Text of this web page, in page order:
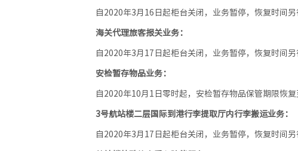
自2020年3月16日起柜台关闭，业务暂停，恢复时间另
海关代理旅客报关业务：
自2020年3月17日起柜台关闭，业务暂停，恢复时间另
安检暂存物品业务：
自2020年10月1日零时起，安检暂存物品保管期限恢复
3号航站楼二层国际到港行李提取厅内行李搬运业务：
自2020年3月17日起柜台关闭，业务暂停，恢复时间另